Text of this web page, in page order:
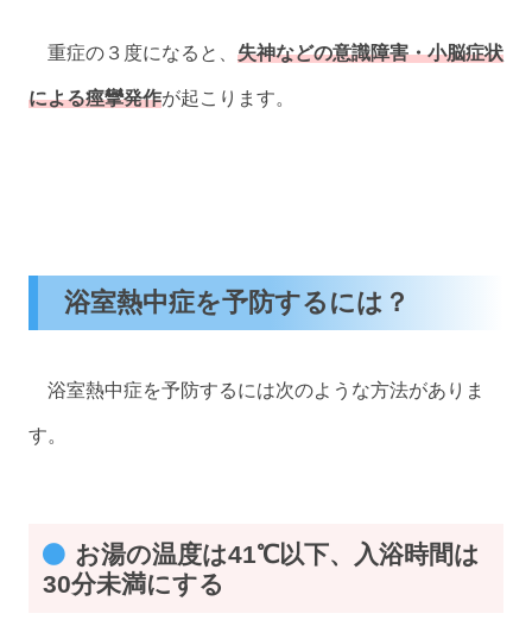
重症の３度になると、 失神などの意識障害・小脳症状
による痙攣発作が起こります。
浴室熱中症を予防するには？
浴室熱中症を予防するには次のような方法がありま
す。
お湯の温度は41℃以下、入浴時間は
30分未満にする